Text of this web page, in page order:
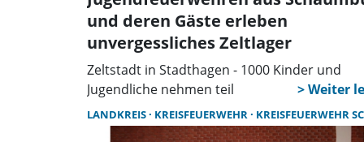
und deren Gäste erleben
unvergessliches Zeltlager
Zeltstadt in Stadthagen - 1000 Kinder und
Jugendliche nehmen teil
LANDKREIS KREISFEUERWEHR KREISFEUERWEHR